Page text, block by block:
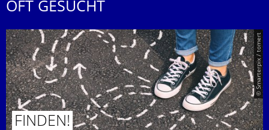
OFT GESUCHT
© Smarterpix / tomert
FINDEN!